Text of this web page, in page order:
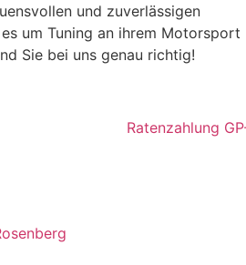
und zuverlässigen
um Tuning an ihrem Motorsport
Sie bei uns genau richtig!